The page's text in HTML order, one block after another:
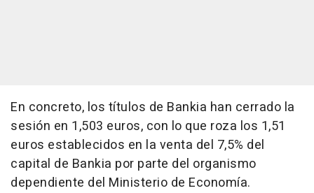
En concreto, los títulos de Bankia han cerrado la
sesión en 1,503 euros, con lo que roza los 1,51
euros establecidos en la venta del 7,5% del
capital de Bankia por parte del organismo
dependiente del Ministerio de Economía.